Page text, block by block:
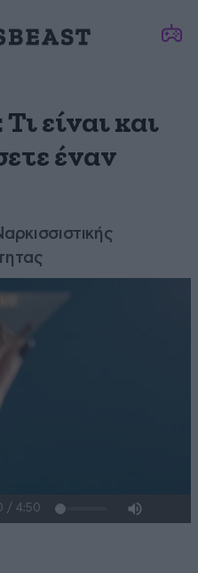
είναι και
έναν